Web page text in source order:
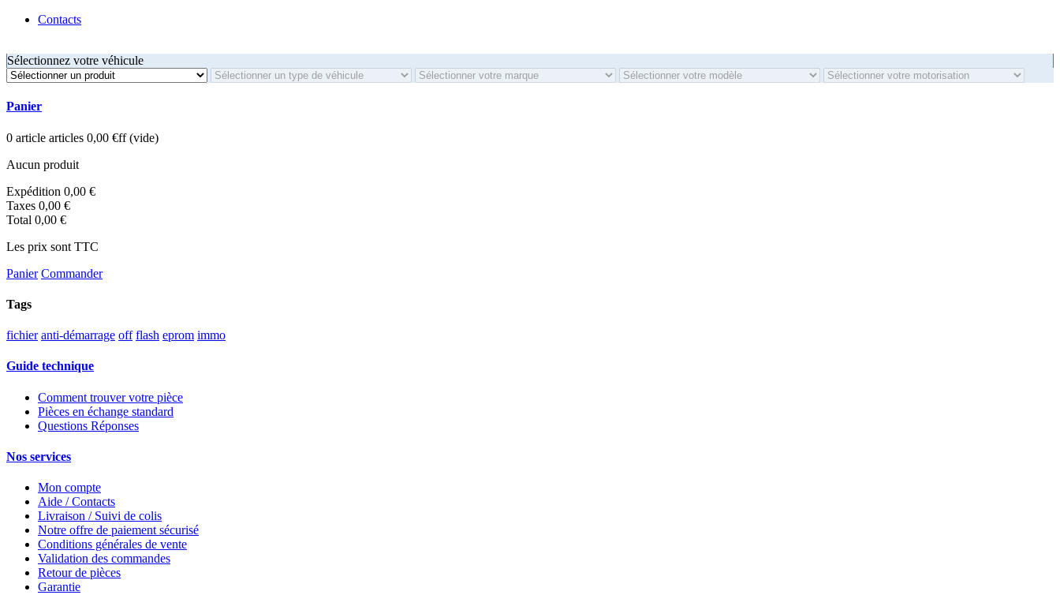
Contacts
Sélectionnez votre véhicule
Panier
0 article articles 0,00 €ff (vide)
Aucun produit
Expédition 0,00 €
Taxes 0,00 €
Total 0,00 €
Les prix sont TTC
Panier Commander
Tags
fichier anti-démarrage off flash eprom immo
Guide technique
Comment trouver votre pièce
Pièces en échange standard
Questions Réponses
Nos services
Mon compte
Aide / Contacts
Livraison / Suivi de colis
Notre offre de paiement sécurisé
Conditions générales de vente
Validation des commandes
Retour de pièces
Garantie